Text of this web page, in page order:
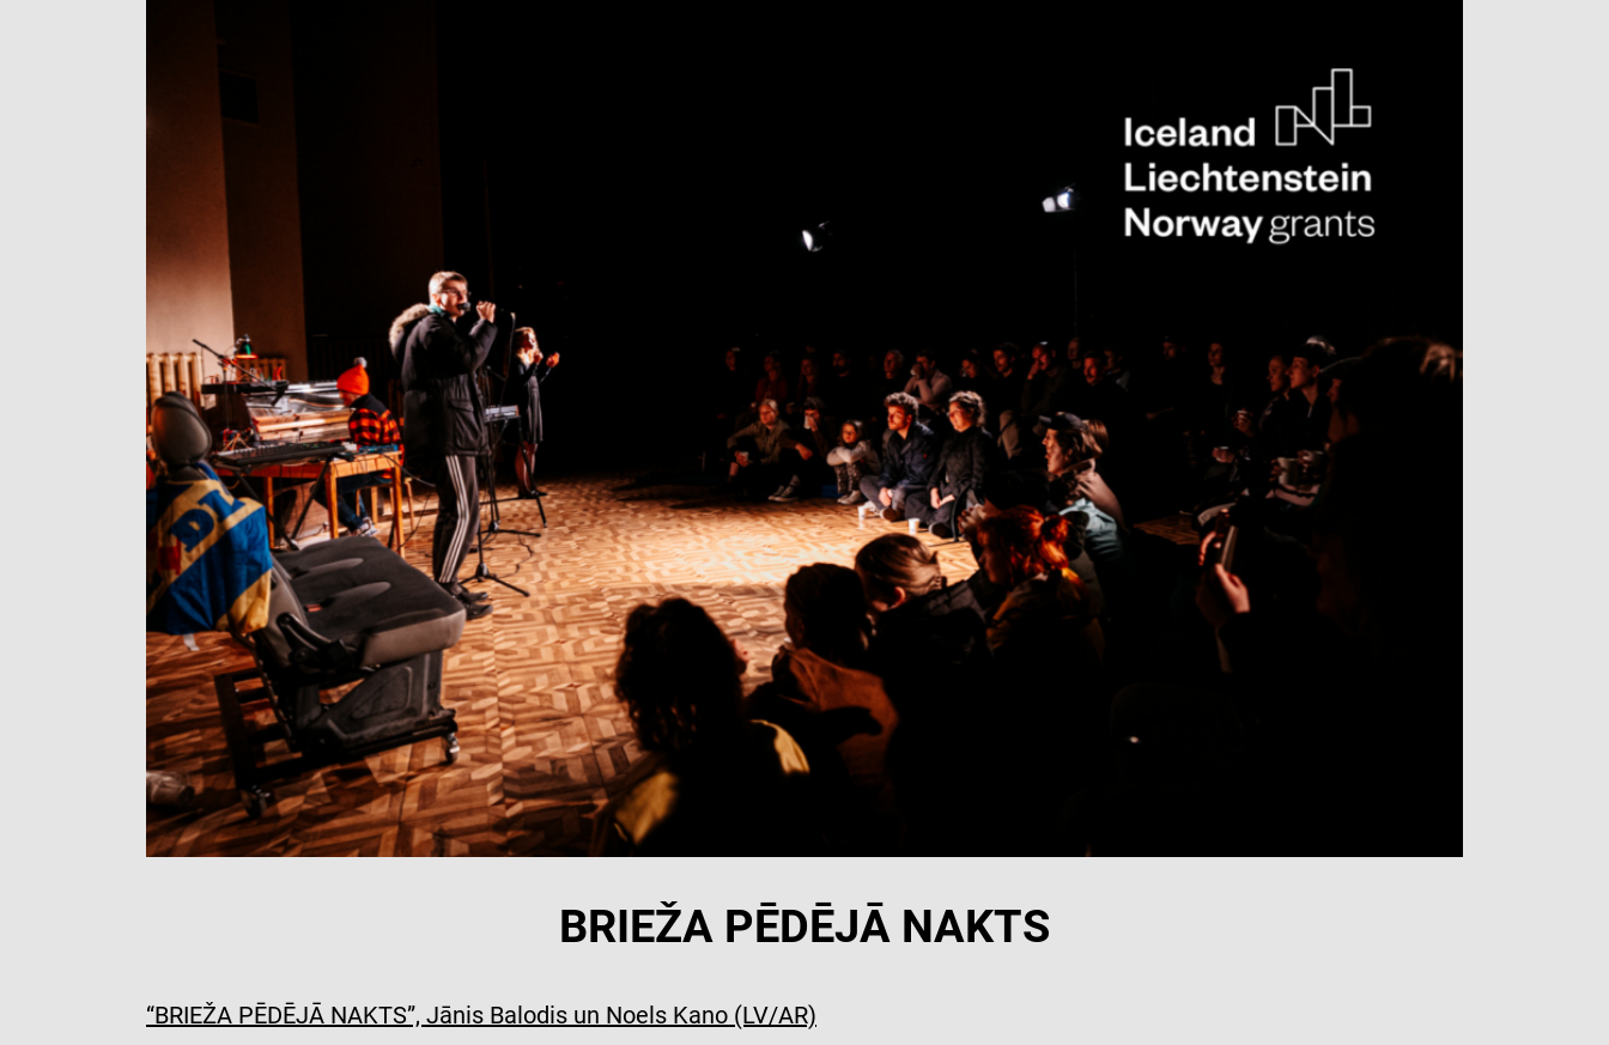
BRIEŽA PĒDĒJĀ NAKTS
“BRIEŽA PĒDĒJĀ NAKTS”, Jānis Balodis un Noels Kano (LV/AR)